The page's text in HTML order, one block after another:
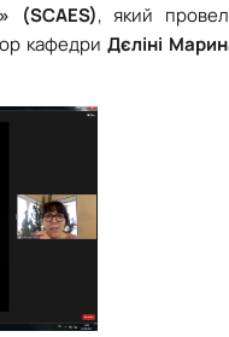
(SCAES), який
кафедри Дєліні